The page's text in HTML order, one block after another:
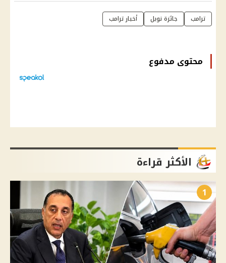
ترامب جائزة نوبل أخبار ترامب
محتوى مدفوع
الأكثر قراءة
1